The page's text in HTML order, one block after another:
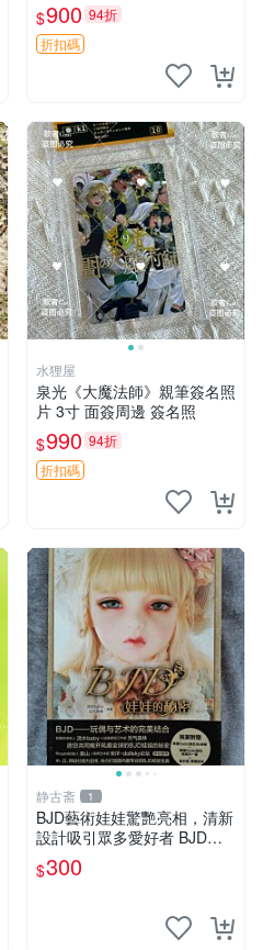
照 收藏級 影印品 杜蕾斯相紙
質地 限量版 Aokana Four Rh
ythm 藍光紀念照 簽名
$900 94折
折扣碼
水狸屋
泉光《大魔法師》親筆簽名照
片 3寸 面簽周邊 簽名照
$990 94折
折扣碼
静古斋 1
BJD藝術娃娃驚艷亮相，清新
設計吸引眾多愛好者 BJD娃
娃、編織藝術、創意收藏
$300